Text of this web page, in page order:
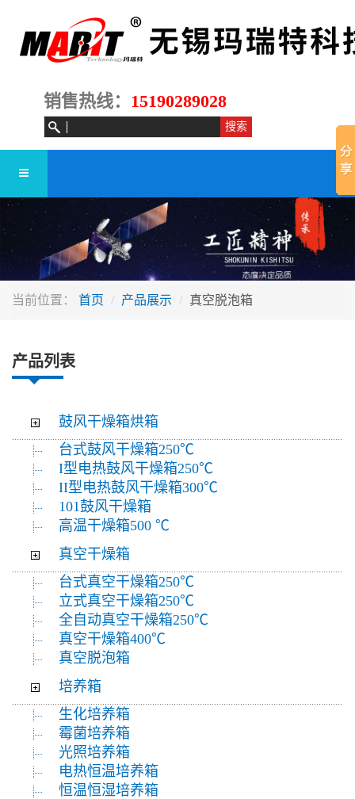
销售热线： 15190289028
当前位置： 首页 产品展示 真空脱泡箱
产品列表
鼓风干燥箱烘箱
台式鼓风干燥箱250℃
I型电热鼓风干燥箱250℃
II型电热鼓风干燥箱300℃
101鼓风干燥箱
高温干燥箱500 ℃
真空干燥箱
台式真空干燥箱250℃
立式真空干燥箱250℃
全自动真空干燥箱250℃
真空干燥箱400℃
真空脱泡箱
培养箱
生化培养箱
霉菌培养箱
光照培养箱
电热恒温培养箱
恒温恒湿培养箱